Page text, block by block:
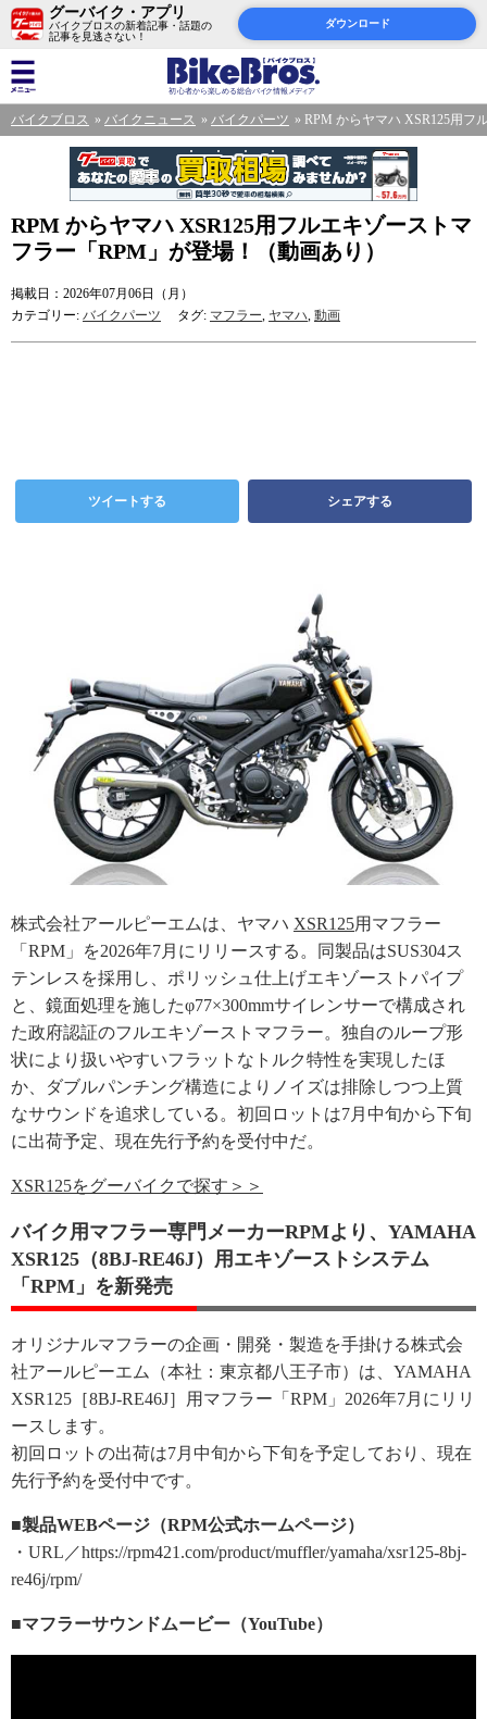
グーバイク・アプリ
バイクブロスの新着記事・話題の
記事を見逃さない！
ダウンロード
バイクブロス バイクニュース バイクパーツ RPM からヤマハ XSR125用フ
RPM からヤマハ XSR125用フルエキゾーストマ
フラー「RPM」が登場！（動画あり）
掲載日：2026年07月06日（月）
カテゴリー: バイクパーツ タグ: マフラー, ヤマハ, 動画
ツイートする シェアする
株式会社アールピーエムは、ヤマハ XSR125用マフラー
「RPM」を2026年7月にリリースする。同製品はSUS304ス
テンレスを採用し、ポリッシュ仕上げエキゾーストパイプ
と、鏡面処理を施したφ77×300mmサイレンサーで構成され
た政府認証のフルエキゾーストマフラー。独自のループ形
状により扱いやすいフラットなトルク特性を実現したほ
か、ダブルパンチング構造によりノイズは排除しつつ上質
なサウンドを追求している。初回ロットは7月中旬から下旬
に出荷予定、現在先行予約を受付中だ。
XSR125をグーバイクで探す＞＞
バイク用マフラー専門メーカーRPMより、YAMAHA
XSR125（8BJ-RE46J）用エキゾーストシステム
「RPM」を新発売
オリジナルマフラーの企画・開発・製造を手掛ける株式会
社アールピーエム（本社：東京都八王子市）は、YAMAHA
XSR125［8BJ-RE46J］用マフラー「RPM」2026年7月にリリ
ースします。
初回ロットの出荷は7月中旬から下旬を予定しており、現在
先行予約を受付中です。
■製品WEBページ（RPM公式ホームページ）
・URL／https://rpm421.com/product/muffler/yamaha/xsr125-8bj-
re46j/rpm/
■マフラーサウンドムービー（YouTube）